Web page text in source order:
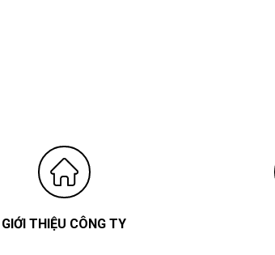
GIỚI THIỆU CÔNG TY